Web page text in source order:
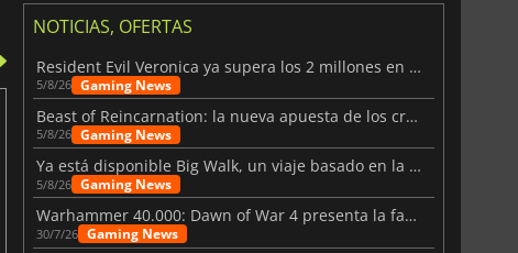
NOTICIAS, OFERTAS
Resident Evil Veronica ya supera los 2 millones en listas de deseados
5/8/26 Gaming News
Beast of Reincarnation: la nueva apuesta de los creadores de Pokémon
5/8/26 Gaming News
Ya está disponible Big Walk, un viaje basado en la amistad
5/8/26 Gaming News
Warhammer 40.000: Dawn of War 4 presenta la facción de los Necrones
30/7/26 Gaming News